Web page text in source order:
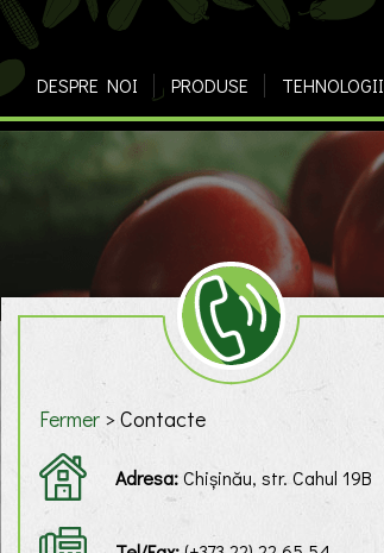
DESPRE NOI PRODUSE TEHNOLOGII
Fermer >Contacte
Adresa:Chișinău, str. Cahul 19B